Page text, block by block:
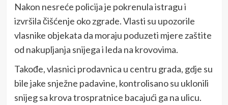
Nakon nesreće policija je pokrenula istragu i
izvršila čišćenje oko zgrade. Vlasti su upozorile
vlasnike objekata da moraju poduzeti mjere zaštite
od nakupljanja snijega i leda na krovovima.
Takođe, vlasnici prodavnica u centru grada, gdje su
bile jake snježne padavine, kontrolisano su uklonili
snijeg sa krova trospratnice bacajući ga na ulicu.